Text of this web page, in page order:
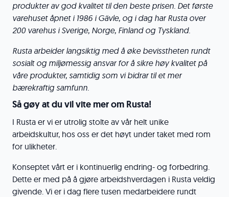
produkter av god kvalitet til den beste prisen. Det første
varehuset åpnet i 1986 i Gävle, og i dag har Rusta over
200 varehus i Sverige, Norge, Finland og Tyskland.
Rusta arbeider langsiktig med å øke bevisstheten rundt
sosialt og miljømessig ansvar for å sikre høy kvalitet på
våre produkter, samtidig som vi bidrar til et mer
bærekraftig samfunn.
Så gøy at du vil vite mer om Rusta!
I Rusta er vi er utrolig stolte av vår helt unike
arbeidskultur, hos oss er det høyt under taket med rom
for ulikheter.
Konseptet vårt er i kontinuerlig endring- og forbedring.
Dette er med på å gjøre arbeidshverdagen i Rusta veldig
givende. Vi er i dag flere tusen medarbeidere rundt